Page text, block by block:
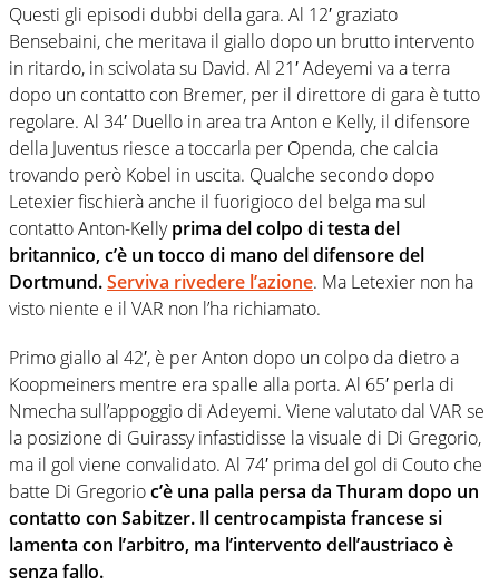
Questi gli episodi dubbi della gara. Al 12′ graziato
Bensebaini, che meritava il giallo dopo un brutto intervento
in ritardo, in scivolata su David. Al 21′ Adeyemi va a terra
dopo un contatto con Bremer, per il direttore di gara è tutto
regolare. Al 34′ Duello in area tra Anton e Kelly, il difensore
della Juventus riesce a toccarla per Openda, che calcia
trovando però Kobel in uscita. Qualche secondo dopo
Letexier fischierà anche il fuorigioco del belga ma sul
contatto Anton-Kellyprima del colpo di testa del
britannico, c’è un tocco di mano del difensore del
Dortmund.Serviva rivedere l’azione. Ma Letexier non ha
visto niente e il VAR non l’ha richiamato.
Primo giallo al 42′, è per Anton dopo un colpo da dietro a
Koopmeiners mentre era spalle alla porta. Al 65′ perla di
Nmecha sull’appoggio di Adeyemi. Viene valutato dal VAR se
la posizione di Guirassy infastidisse la visuale di Di Gregorio,
ma il gol viene convalidato. Al 74′ prima del gol di Couto che
batte Di Gregorioc’è una palla persa da Thuram dopo un
contatto con Sabitzer. Il centrocampista francese si
lamenta con l’arbitro, ma l’intervento dell’austriaco è
senza fallo.